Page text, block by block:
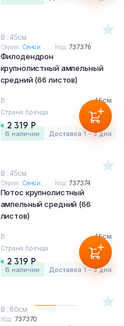
В : 45см
Серия: Сенси... Код: 737376
Филодендрон
крупнолистный ампельный
средний (66 листов)
В :
45см
Страна бренда:
Бельгия
2 319 Р
в наличии Доставка 1 - 3 дня
В : 45см
Серия: Сенси... Код: 737374
Потос крупнолистный
ампельный средний (66
листов)
В :
45см
Страна бренда:
Бельгия
2 319 Р
в наличии Доставка 1 - 3 дня
В : 60см
Код: 737370